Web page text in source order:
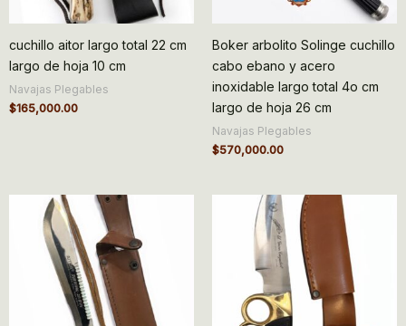
cuchillo aitor largo total 22 cm
largo de hoja 10 cm
Navajas Plegables
$165,000.00
Boker arbolito Solinge cuchillo
cabo ebano y acero
inoxidable largo total 4o cm
largo de hoja 26 cm
Navajas Plegables
$570,000.00